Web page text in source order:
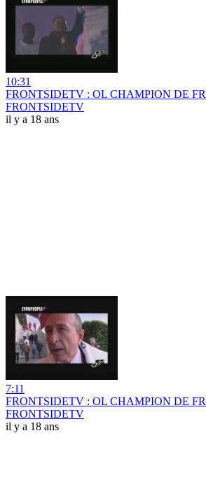
10:31
FRONTSIDETV : OL CHAMPION DE
FRONTSIDETV
il y a 18 ans
7:11
FRONTSIDETV : OL CHAMPION DE
FRONTSIDETV
il y a 18 ans